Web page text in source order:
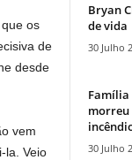
os
de
desde
vem
la. Veio
Bryan
de vida
30 Julho
Família
morreu
30 Julho